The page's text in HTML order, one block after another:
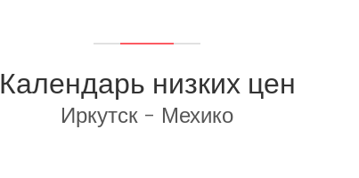
Календарь низких цен
Иркутск - Мехико